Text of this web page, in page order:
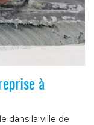
à
dans la ville de